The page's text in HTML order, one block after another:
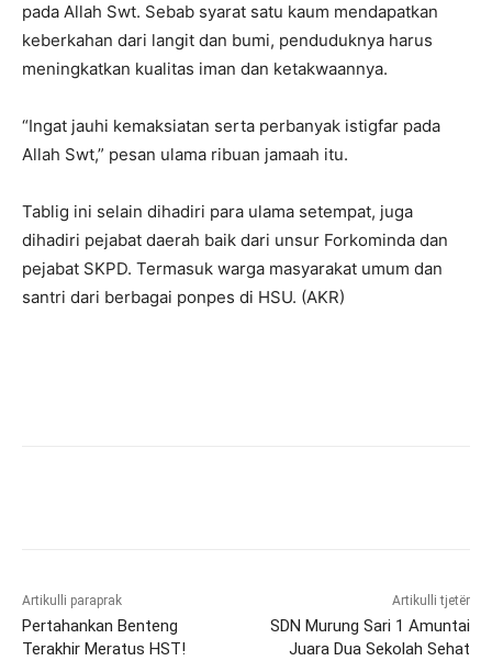
pada Allah Swt. Sebab syarat satu kaum mendapatkan
keberkahan dari langit dan bumi, penduduknya harus
meningkatkan kualitas iman dan ketakwaannya.
“Ingat jauhi kemaksiatan serta perbanyak istigfar pada
Allah Swt,” pesan ulama ribuan jamaah itu.
Tablig ini selain dihadiri para ulama setempat, juga
dihadiri pejabat daerah baik dari unsur Forkominda dan
pejabat SKPD. Termasuk warga masyarakat umum dan
santri dari berbagai ponpes di HSU. (AKR)
Artikulli paraprak
Pertahankan Benteng
Terakhir Meratus HST!
Artikulli tjetër
SDN Murung Sari 1 Amuntai
Juara Dua Sekolah Sehat